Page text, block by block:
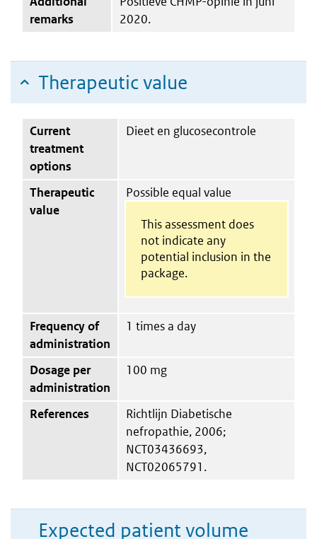
remarks
2020.
Therapeutic value
Current
treatment
options
Dieet en glucosecontrole
Therapeutic
value
Possible equal value
This assessment does
not indicate any
potential inclusion in the
package.
Frequency of
administration
1 times a day
Dosage per
administration
100 mg
References
Richtlijn Diabetische
nefropathie, 2006;
NCT03436693,
NCT02065791.
Expected patient volume